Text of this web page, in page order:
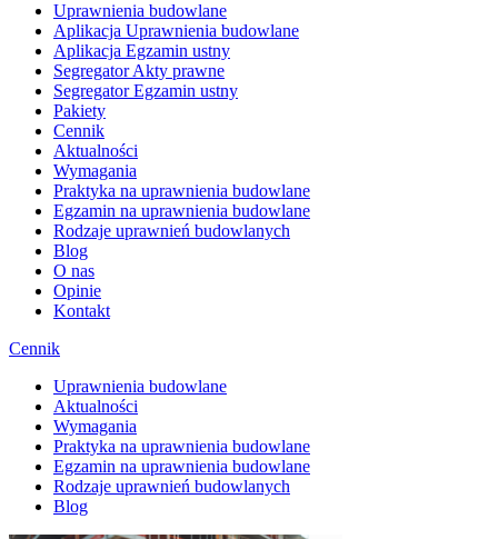
Uprawnienia budowlane
Aplikacja Uprawnienia budowlane
Aplikacja Egzamin ustny
Segregator Akty prawne
Segregator Egzamin ustny
Pakiety
Cennik
Aktualności
Wymagania
Praktyka na uprawnienia budowlane
Egzamin na uprawnienia budowlane
Rodzaje uprawnień budowlanych
Blog
O nas
Opinie
Kontakt
Cennik
Uprawnienia budowlane
Aktualności
Wymagania
Praktyka na uprawnienia budowlane
Egzamin na uprawnienia budowlane
Rodzaje uprawnień budowlanych
Blog